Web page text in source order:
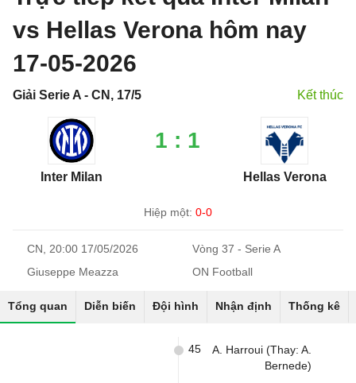
vs Hellas Verona hôm nay
17-05-2026
Giải Serie A - CN, 17/5 Kết thúc
Inter Milan
1 : 1
Hellas Verona
Hiệp một: 0-0
CN, 20:00 17/05/2026
Vòng 37 - Serie A
Giuseppe Meazza
ON Football
Tổng quan Diễn biến Đội hình Nhận định Thống kê
A. Harroui (Thay: A.
Bernede)
45